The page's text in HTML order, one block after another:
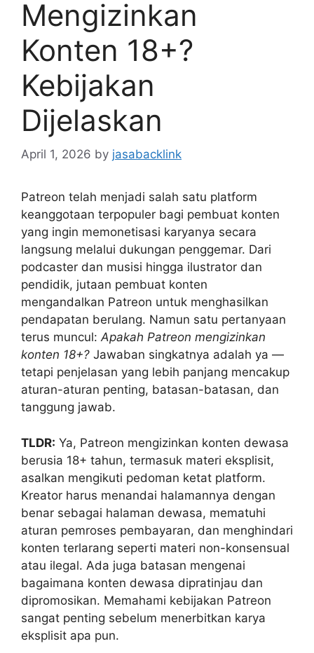
Mengizinkan
Konten 18+?
Kebijakan
Dijelaskan
April 1, 2026 by jasabacklink
Patreon telah menjadi salah satu platform
keanggotaan terpopuler bagi pembuat konten
yang ingin memonetisasi karyanya secara
langsung melalui dukungan penggemar. Dari
podcaster dan musisi hingga ilustrator dan
pendidik, jutaan pembuat konten
mengandalkan Patreon untuk menghasilkan
pendapatan berulang. Namun satu pertanyaan
terus muncul:Apakah Patreon mengizinkan
konten 18+? Jawaban singkatnya adalah ya —
tetapi penjelasan yang lebih panjang mencakup
aturan-aturan penting, batasan-batasan, dan
tanggung jawab.
TLDR: Ya, Patreon mengizinkan konten dewasa
berusia 18+ tahun, termasuk materi eksplisit,
asalkan mengikuti pedoman ketat platform.
Kreator harus menandai halamannya dengan
benar sebagai halaman dewasa, mematuhi
aturan pemroses pembayaran, dan menghindari
konten terlarang seperti materi non-konsensual
atau ilegal. Ada juga batasan mengenai
bagaimana konten dewasa dipratinjau dan
dipromosikan. Memahami kebijakan Patreon
sangat penting sebelum menerbitkan karya
eksplisit apa pun.